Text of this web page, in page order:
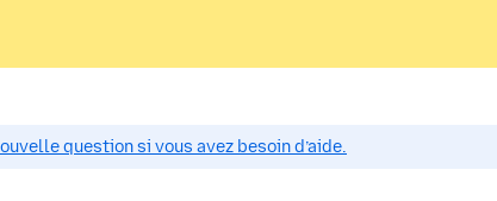
question si vous avez besoin d’aide.